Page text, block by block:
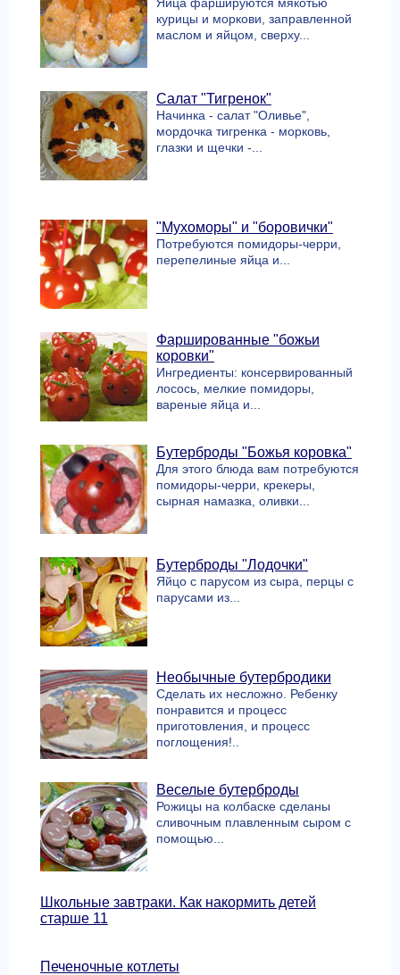
курицы и моркови, заправленной
маслом и яйцом, сверху...
Салат "Тигренок"
Начинка - салат "Оливье",
мордочка тигренка - морковь,
глазки и щечки -...
"Мухоморы" и "боровички"
Потребуются помидоры-черри,
перепелиные яйца и...
Фаршированные "божьи
коровки"
Ингредиенты: консервированный
лосось, мелкие помидоры,
вареные яйца и...
Бутерброды "Божья коровка"
Для этого блюда вам потребуются
помидоры-черри, крекеры,
сырная намазка, оливки...
Бутерброды "Лодочки"
Яйцо с парусом из сыра, перцы с
парусами из...
Необычные бутербродики
Сделать их несложно. Ребенку
понравится и процесс
приготовления, и процесс
поглощения!..
Веселые бутерброды
Рожицы на колбаске сделаны
сливочным плавленным сыром с
помощью...
Школьные завтраки. Как накормить детей
старше 11
Печеночные котлеты